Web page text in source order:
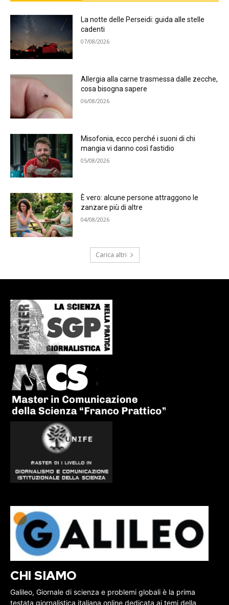
La notte delle Perseidi: guida alle stelle
cadenti
07/08/2026
Allergia alla carne trasmessa dalle zecche,
cosa bisogna sapere
06/08/2026
Misofonia, ecco perché i suoni di chi
mangia vi danno così fastidio
05/08/2026
È vero: alcune persone attraggono le
zanzare più di altre
04/08/2026
Carica altri
CHI SIAMO
Galileo, Giornale di scienza e problemi globali è la prima
testata giornalistica italiana online dedicata ai temi della